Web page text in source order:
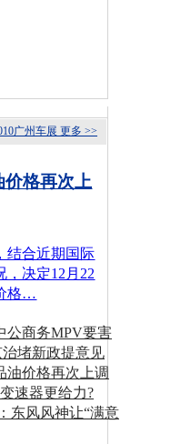
更多 >>
广州车展
价格再次上
结合近期国际
，决定12月22
格…
公商务MPV要害
治堵新政提意见
油价格再次上调
速器更给力?
东风风神让“满意